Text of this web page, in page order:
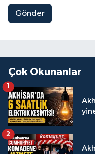
Gönder
Çok Okunanlar
2